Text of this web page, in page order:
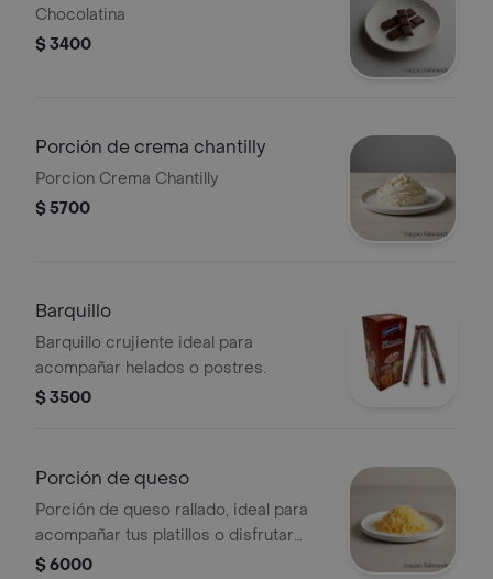
Chocolatina
$ 3400
Porción de crema chantilly
Porcion Crema Chantilly
$ 5700
Barquillo
Barquillo crujiente ideal para
acompañar helados o postres.
$ 3500
Porción de queso
Porción de queso rallado, ideal para
acompañar tus platillos o disfrutar
solo.
$ 6000